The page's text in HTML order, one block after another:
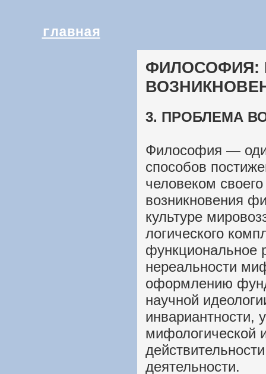
главная
ФИЛОСОФИЯ:
3. ПРОБЛЕМА
Философия —
способов
человеком
возникновения
культуре
логического
функциональное
нереальности
оформлению
научной
инвариантности,
мифологической
деятельности.